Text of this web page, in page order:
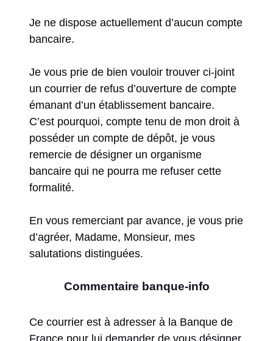
Je ne dispose actuellement d’aucun compte
bancaire.
Je vous prie de bien vouloir trouver ci-joint
un courrier de refus d’ouverture de compte
émanant d’un établissement bancaire.
C’est pourquoi, compte tenu de mon droit à
posséder un compte de dépôt, je vous
remercie de désigner un organisme
bancaire qui ne pourra me refuser cette
formalité.
En vous remerciant par avance, je vous prie
d’agréer, Madame, Monsieur, mes
salutations distinguées.
Commentaire banque-info
Ce courrier est à adresser à la Banque de